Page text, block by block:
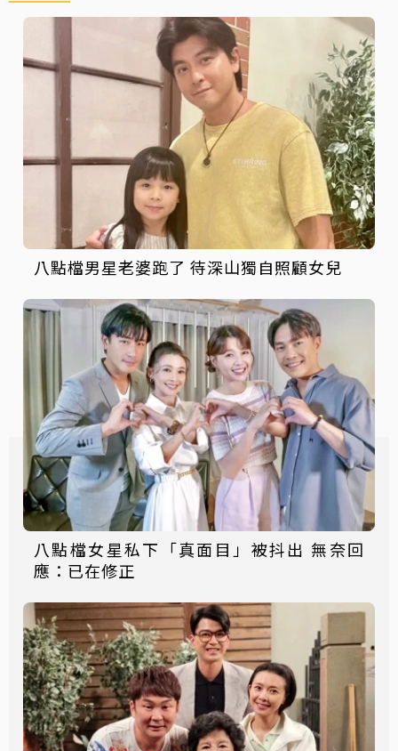
八點檔男星老婆跑了 待深山獨自照顧女兒
八點檔女星私下「真面目」被抖出 無奈回
應：已在修正